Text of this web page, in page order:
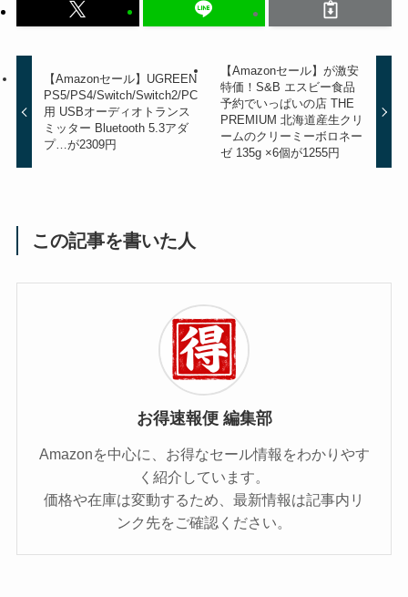
【Amazonセール】UGREEN
PS5/PS4/Switch/Switch2/PC
用 USBオーディオトランス
ミッター Bluetooth 5.3アダ
プ…が2309円
【Amazonセール】が激安
特価！S&B エスビー食品
予約でいっぱいの店 THE
PREMIUM 北海道産生クリ
ームのクリーミーボロネー
ゼ 135g ×6個が1255円
この記事を書いた人
お得速報便 編集部
Amazonを中心に、お得なセール情報をわかりやす
く紹介しています。
価格や在庫は変動するため、最新情報は記事内リ
ンク先をご確認ください。